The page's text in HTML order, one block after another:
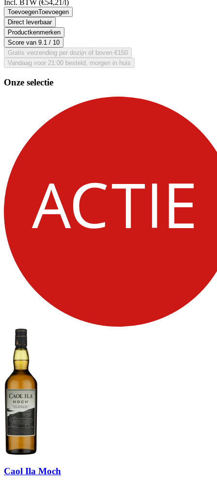
Incl. BTW (€54,21/l)
ToevoegenToevoegen
Direct leverbaar
Productkenmerken
Score van 9.1 / 10
Gratis verzending per dozijn of boven €150
Vandaag voor 21:00 besteld, morgen in huis
Onze selectie
Caol Ila Moch